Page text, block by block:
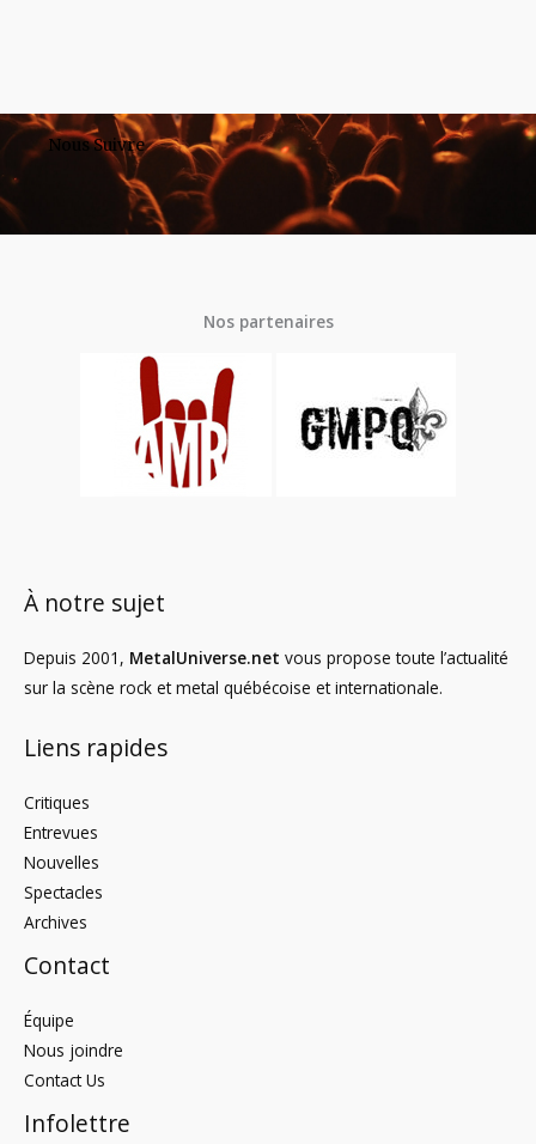
Nous Suivre
Nos partenaires
À notre sujet
Depuis 2001, MetalUniverse.net vous propose toute l’actualité
sur la scène rock et metal québécoise et internationale.
Liens rapides
Critiques
Entrevues
Nouvelles
Spectacles
Archives
Contact
Équipe
Nous joindre
Contact Us
Infolettre